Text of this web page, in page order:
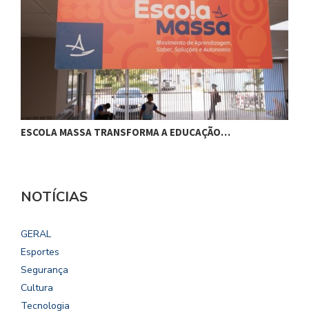
ESCOLA MASSA TRANSFORMA A EDUCAÇÃO…
NOTÍCIAS
GERAL
Esportes
Segurança
Cultura
Tecnologia